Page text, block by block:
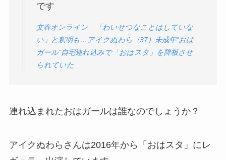
です
文春オンライン 「わいせつなことはしていな
い」と釈明も…アイクぬわら（37）未成年“おは
ガール”自宅連れ込みで「おはスタ」を降板させ
られていた
連れ込まれたおはガールは誰なのでしょうか？
アイクぬわらさんは2016年から「おはスタ」にレ